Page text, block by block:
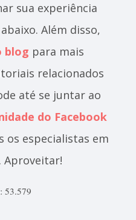
sua experiência
Além disso,
blog para mais
relacionados
até se juntar ao
do Facebook
os especialistas em
Aproveitar!
53.579